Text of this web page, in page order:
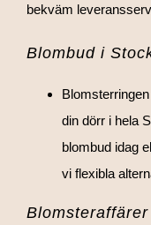
bekväm
Blombud i
din dörr i hela
blombud idag
vi flexibla